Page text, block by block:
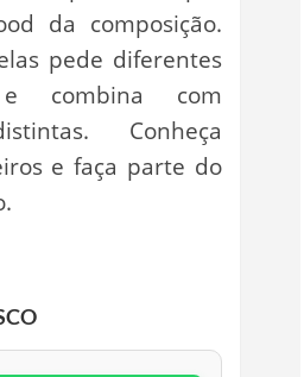
da composição.
pede diferentes
e combina com
Conheça
e faça parte do